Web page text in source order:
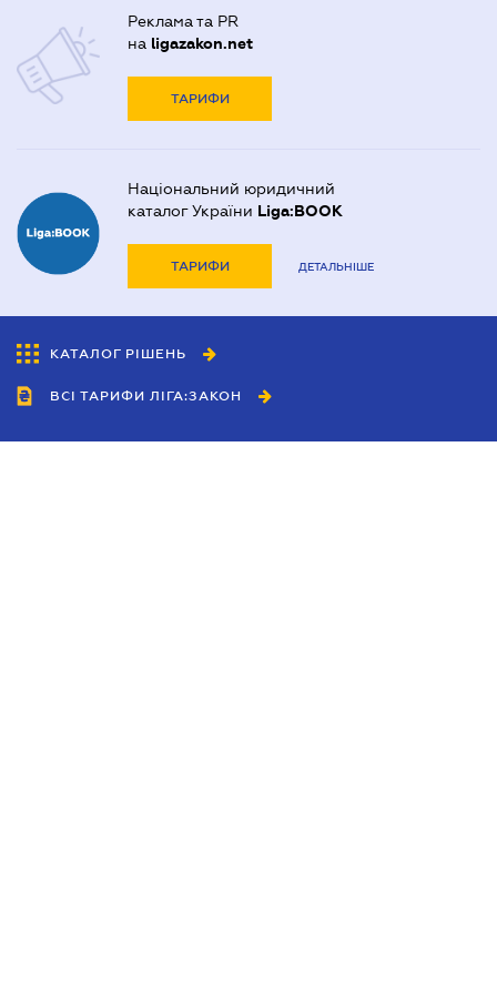
Реклама та PR
на ligazakon.net
ТАРИФИ
Національний юридичний
каталог України Liga:BOOK
ТАРИФИ ДЕТАЛЬНІШЕ
КАТАЛОГ РІШЕНЬ
ВСІ ТАРИФИ ЛІГА:ЗАКОН